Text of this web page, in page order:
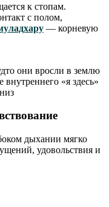
к стопам.
с полом,
— корневую
они вросли в землю
«я здесь»
дыхании мягко
удовольствия и